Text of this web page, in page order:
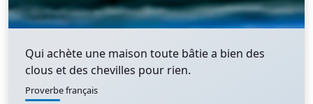
Qui achète une maison toute bâtie a bien des
clous et des chevilles pour rien.
Proverbe français